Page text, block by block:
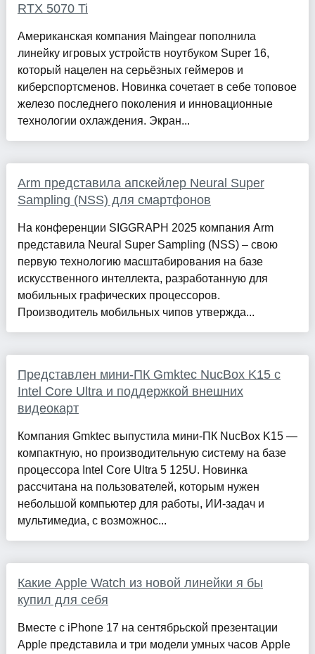
RTX 5070 Ti
Американская компания Maingear пополнила
линейку игровых устройств ноутбуком Super 16,
который нацелен на серьёзных геймеров и
киберспортсменов. Новинка сочетает в себе топовое
железо последнего поколения и инновационные
технологии охлаждения. Экран...
Arm представила апскейлер Neural Super
Sampling (NSS) для смартфонов
На конференции SIGGRAPH 2025 компания Arm
представила Neural Super Sampling (NSS) – свою
первую технологию масштабирования на базе
искусственного интеллекта, разработанную для
мобильных графических процессоров.
Производитель мобильных чипов утвержда...
Представлен мини-ПК Gmktec NucBox K15 с
Intel Core Ultra и поддержкой внешних
видеокарт
Компания Gmktec выпустила мини-ПК NucBox K15 —
компактную, но производительную систему на базе
процессора Intel Core Ultra 5 125U. Новинка
рассчитана на пользователей, которым нужен
небольшой компьютер для работы, ИИ-задач и
мультимедиа, с возможнос...
Какие Apple Watch из новой линейки я бы
купил для себя
Вместе с iPhone 17 на сентябрьской презентации
Apple представила и три модели умных часов Apple